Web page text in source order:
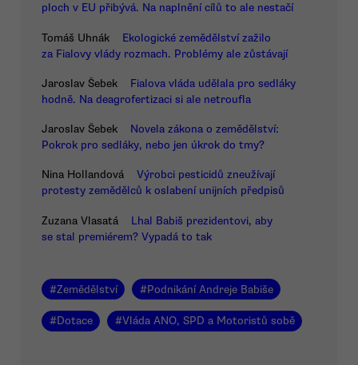
ploch v EU přibývá. Na naplnění cílů to ale nestačí
Tomáš Uhnák
Ekologické zemědělství zažilo
za Fialovy vlády rozmach. Problémy ale zůstávají
Jaroslav Šebek
Fialova vláda udělala pro sedláky
hodně. Na deagrofertizaci si ale netroufla
Jaroslav Šebek
Novela zákona o zemědělství:
Pokrok pro sedláky, nebo jen úkrok do tmy?
Nina Hollandová
Výrobci pesticidů zneužívají
protesty zemědělců k oslabení unijních předpisů
Zuzana Vlasatá
Lhal Babiš prezidentovi, aby
se stal premiérem? Vypadá to tak
#Zemědělství #Podnikání Andreje Babiše
#Dotace #Vláda ANO, SPD a Motoristů sobě